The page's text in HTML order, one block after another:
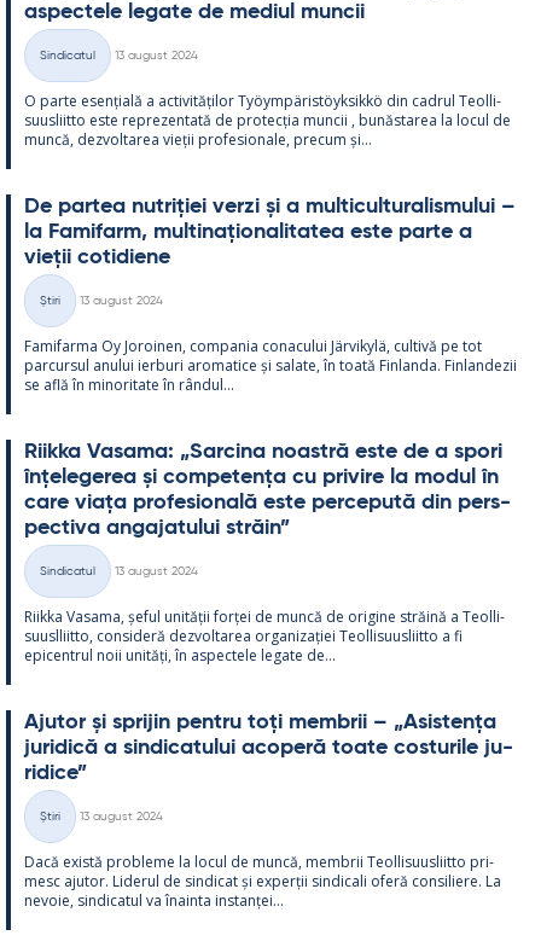
as­pec­tele le­gate de me­diul muncii
Categorii
Sindicatul
13 august 2024
O parte esențială a ac­ti­vități­lor Työym­pä­ris­töyk­sikkö din cadrul Teol­li­
suus­liitto este reprezen­tată de pro­tecția muncii , bunăs­ta­rea la locul de
muncă, dez­vol­ta­rea vieții pro­fe­sio­nale, precum și...
De par­tea nut­riției verzi și a mul­ticul­tu­ra­lis­mu­lui –
la Fa­mi­farm, mul­ti­națio­na­li­ta­tea este parte a
vieții co­ti­diene
Categorii
Știri
13 august 2024
Fa­mi­farma Oy Jo­roi­nen, com­pa­nia co­nacu­lui Jär­vi­kylä, cul­tivă pe tot
parcur­sul anu­lui ier­buri aro­ma­tice și sa­late, în toată Fin­landa. Fin­lan­dezii
se află în mi­no­ri­tate în rân­dul...
Riikka Va­sama: „Sarcina noa­stră este de a spori
înțe­le­ge­rea și com­pe­tența cu pri­vire la mo­dul în
care viața pro­fe­sio­nală este perce­pută din pers­
pec­tiva an­ga­ja­tu­lui străin”
Categorii
Sindicatul
13 august 2024
Riikka Va­sama, șe­ful unității forței de muncă de ori­gine străină a Teol­li­
suusl­liitto, con­si­deră dez­vol­ta­rea or­ga­nizației Teol­li­suus­liitto a fi
epicent­rul noii unități, în as­pec­tele le­gate de...
Aju­tor și spri­jin pentru toți mem­brii – „Asis­tența
ju­ri­dică a sin­dica­tu­lui aco­peră toate cos­tu­rile ju­
ri­dice”
Categorii
Știri
13 august 2024
Dacă există probleme la locul de muncă, mem­brii Teol­li­suus­liitto pri­
mesc aju­tor. Li­de­rul de sin­dicat și ex­perții sin­dicali oferă con­si­liere. La
ne­voie, sin­dica­tul va înainta ins­tanței...